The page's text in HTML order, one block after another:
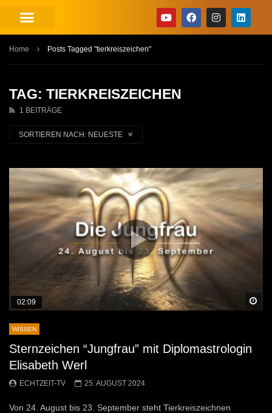
Home Posts Tagged "tierkreiszeichen"
TAG: TIERKREISZEICHEN
1 BEITRÄGE
SORTIEREN NACH: NEUESTE
02:09
WISSEN
Sternzeichen “Jungfrau” mit Diplomastrologin
Elisabeth Werl
ECHTZEIT-TV 25. AUGUST 2024
Von 24. August bis 23. September steht Tierkreiszeichnen